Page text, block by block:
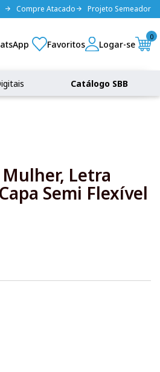
Compre Atacado Projeto Semeador
0
Catálogo SBB
Letra
Semi Flexível